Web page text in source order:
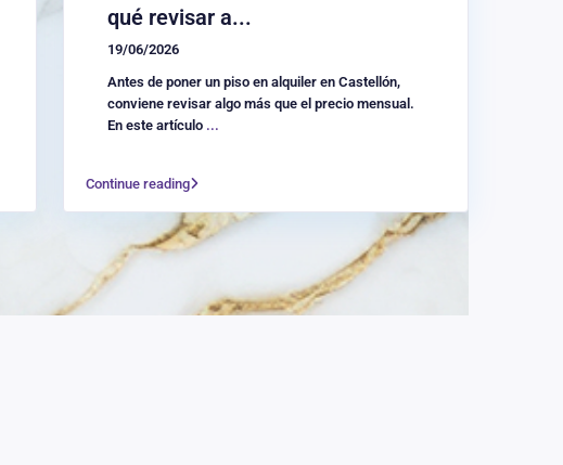
qué revisar a...
19/06/2026
Antes de poner un piso en alquiler en Castellón,
conviene revisar algo más que el precio mensual.
En este artículo ...
Continue reading